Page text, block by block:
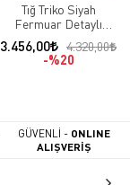
Tığ Triko Siyah
Fermuar Detaylı
Çıtçıtlı Ceket
3.456,00
4.320,00
%20
GÜVENLİ - ONLINE
ALIŞVERİŞ